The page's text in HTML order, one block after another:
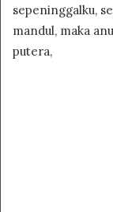
sepeninggalku,
mandul, maka
putera,